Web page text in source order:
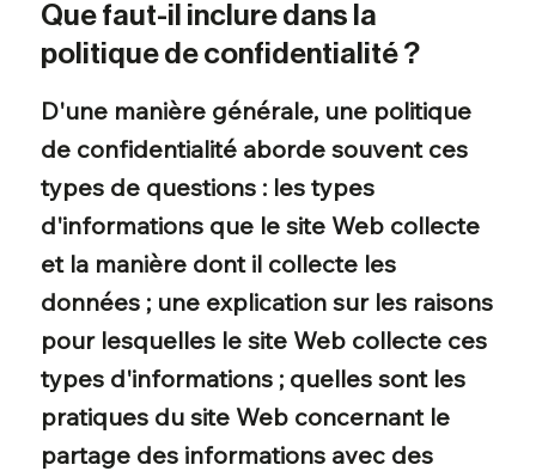
Que faut-il inclure dans la
politique de confidentialité ?
D'une manière générale, une politique
de confidentialité aborde souvent ces
types de questions : les types
d'informations que le site Web collecte
et la manière dont il collecte les
données ; une explication sur les raisons
pour lesquelles le site Web collecte ces
types d'informations ; quelles sont les
pratiques du site Web concernant le
partage des informations avec des